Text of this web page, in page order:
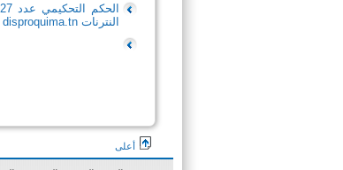
النترنات disproquima.tn
أعلى